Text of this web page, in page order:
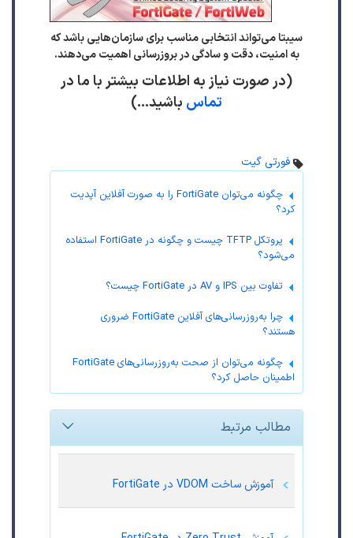
سیبتا می‌تواند انتخابی مناسب برای سازمان‌هایی باشد که
به امنیت، دقت و سادگی در بروزرسانی اهمیت می‌دهند.
(در صورت نیاز به اطلاعات بیشتر با ما در
تماس باشید...)
فورتی گیت
چگونه می‌توان FortiGate را به صورت آفلاین آپدیت
کرد؟
پروتکل TFTP چیست و چگونه در FortiGate استفاده
می‌شود؟
تفاوت بین IPS و AV در FortiGate چیست؟
چرا به‌روزرسانی‌های آفلاین FortiGate ضروری
هستند؟
چگونه می‌توان از صحت به‌روزرسانی‌های FortiGate
اطمینان حاصل کرد؟
مطالب مرتبط
آموزش ساخت VDOM در FortiGate